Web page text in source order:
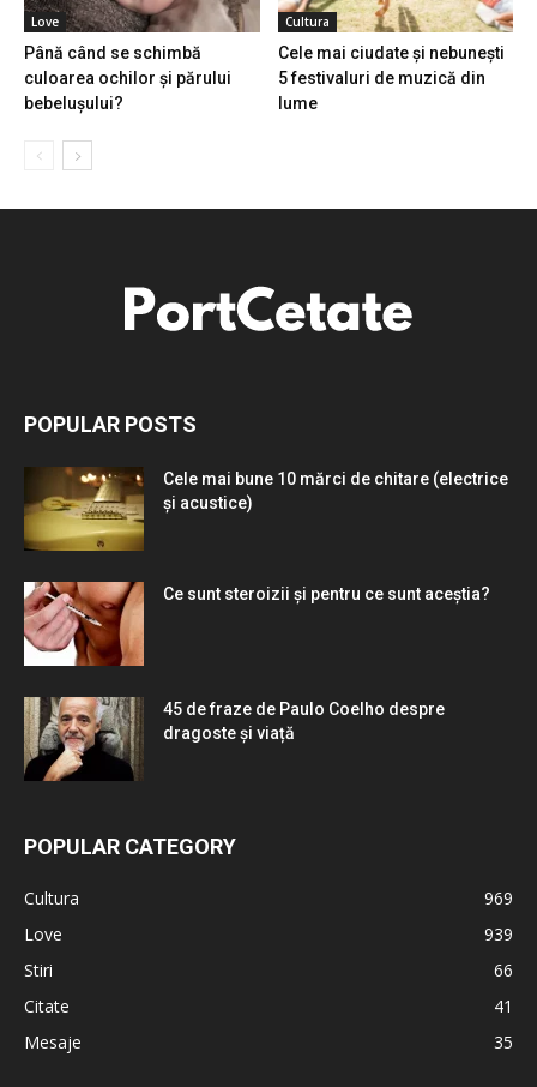
Love
Până când se schimbă
culoarea ochilor și părului
bebelușului?
Cultura
Cele mai ciudate și nebunești
5 festivaluri de muzică din
lume
POPULAR POSTS
Cele mai bune 10 mărci de chitare (electrice
și acustice)
Ce sunt steroizii și pentru ce sunt aceștia?
45 de fraze de Paulo Coelho despre
dragoste și viață
POPULAR CATEGORY
Cultura
969
Love
939
Stiri
66
Citate
41
Mesaje
35